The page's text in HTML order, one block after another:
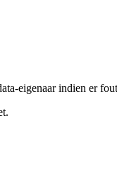
eigenaar indien er